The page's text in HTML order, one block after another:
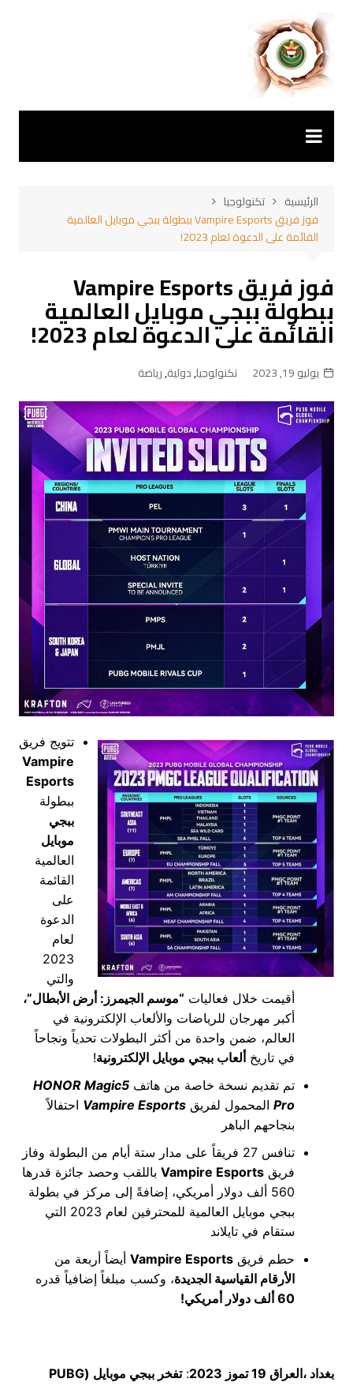
المحتوى
الرئيسية
تكنولوجيا
فوز فريق Vampire Esports ببطولة ببجي موبايل العالمية
القائمة على الدعوة لعام 2023!
فوز فريق Vampire Esports
ببطولة ببجي موبايل العالمية
القائمة على الدعوة لعام 2023!
يوليو 19, 2023 تكنولوجيا,دولية,رياضة
تتويج فريق
Vampire
Esports
ببطولة
ببجي
موبايل
العالمية
القائمة
على
الدعوة
لعام
2023
والتي
أقيمت خلال فعاليات “موسم الجيمرز: أرض الأبطال”،
أكبر مهرجان للرياضات والألعاب الإلكترونية في
العالم، ضمن واحدة من أكثر البطولات تحدياً ونجاحاً
في تاريخألعاب ببجي موبايل الإلكترونية!
تم تقديم نسخة خاصة من هاتف HONOR Magic5
Proالمحمول لفريق Vampire Esports احتفالاً
بنجاحهم الباهر
تنافس 27 فريقاً على مدار ستة أيام من البطولة وفاز
فريق Vampire Esportsباللقب وحصد جائزة قدرها
560 ألف دولار أمريكي، إضافةً إلى مركز في بطولة
ببجي موبايل العالمية للمحترفين لعام 2023 التي
ستقام في تايلاند
حطم فريق Vampire Esportsأيضاً أربعة من
الأرقام القياسية الجديدة، وكسب مبلغاً إضافياً قدره
60 ألف دولار أمريكي!
بغداد ،العراق 19 تموز :تفخر ببجي موبايل (PUBG